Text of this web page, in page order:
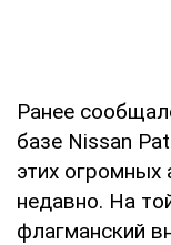
Ранее
базе Nissan
этих
недавно. На
флагманский